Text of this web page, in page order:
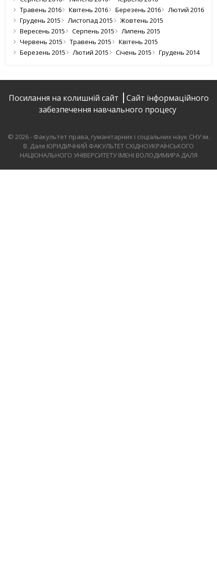
Травень 2016
Квітень 2016 Березень 2016
Лютий 2016
Грудень 2015
Листопад 2015
Жовтень 2015
Вересень 2015
Серпень 2015
Липень 2015
Червень 2015
Травень 2015
Квітень 2015
Березень 2015
Лютий 2015 Січень 2015 Грудень 2014
Посилання на колишній сайт
Сайт інформаційного
забезпечення навчального процесу
© 2026 - Факультет права, гуманітарних і соціальних наук СНУ ім.
В. Даля ЮРИДИЧНИЙ ФАКУЛЬТЕТ СХІДНОУКРАЇНСЬКОГО
НАЦІОНАЛЬНОГО УНІВЕРСИТЕТУ ІМЕНІ ВОЛОДИМИРА ДАЛЯ